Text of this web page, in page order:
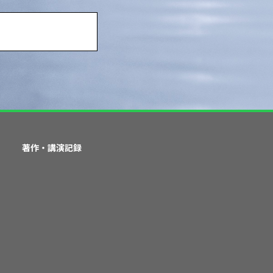
著作・講演記録